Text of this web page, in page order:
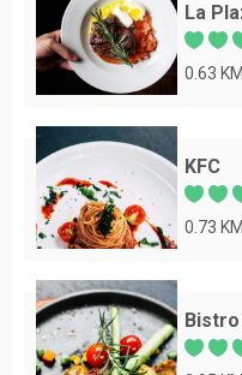
La
0.63 KM
KFC
0.73 KM